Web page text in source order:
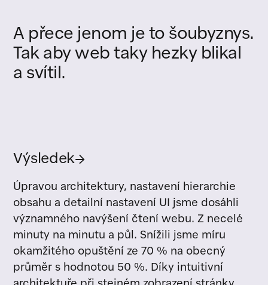
A přece jenom je to šoubyznys.
Tak aby web taky hezky blikal
a svítil.
Výsledek→
Úpravou architektury, nastavení hierarchie
obsahu a detailní nastavení UI jsme dosáhli
významného navýšení čtení webu. Z necelé
minuty na minutu a půl. Snížili jsme míru
okamžitého opuštění ze 70 % na obecný
průměr s hodnotou 50 %. Díky intuitivní